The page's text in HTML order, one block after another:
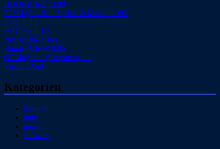
HDDRIVER 13.00
P2SM (Pixels to Sprites & Masks) 1.6C
Forth 0.8.3
fVDI Snap 1.2
NoSTalgia 2.0b8
Handy (GEM) 0.95
GEMagnetic (Respawn) 1.1
Vision 5.0a0
Kategorien
featured
links
news
software